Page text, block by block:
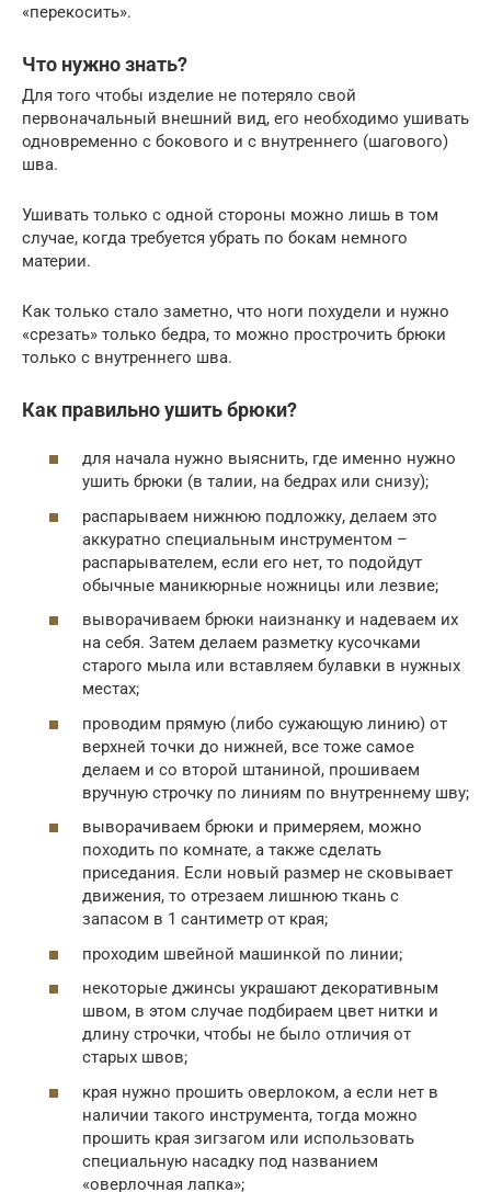
«перекосить».
Что нужно знать?
Для того чтобы изделие не потеряло свой
первоначальный внешний вид, его необходимо ушивать
одновременно с бокового и с внутреннего (шагового)
шва.
Ушивать только с одной стороны можно лишь в том
случае, когда требуется убрать по бокам немного
материи.
Как только стало заметно, что ноги похудели и нужно
«срезать» только бедра, то можно прострочить брюки
только с внутреннего шва.
Как правильно ушить брюки?
для начала нужно выяснить, где именно нужно
ушить брюки (в талии, на бедрах или снизу);
распарываем нижнюю подложку, делаем это
аккуратно специальным инструментом –
распарывателем, если его нет, то подойдут
обычные маникюрные ножницы или лезвие;
выворачиваем брюки наизнанку и надеваем их
на себя. Затем делаем разметку кусочками
старого мыла или вставляем булавки в нужных
местах;
проводим прямую (либо сужающую линию) от
верхней точки до нижней, все тоже самое
делаем и со второй штаниной, прошиваем
вручную строчку по линиям по внутреннему шву;
выворачиваем брюки и примеряем, можно
походить по комнате, а также сделать
приседания. Если новый размер не сковывает
движения, то отрезаем лишнюю ткань с
запасом в 1 сантиметр от края;
проходим швейной машинкой по линии;
некоторые джинсы украшают декоративным
швом, в этом случае подбираем цвет нитки и
длину строчки, чтобы не было отличия от
старых швов;
края нужно прошить оверлоком, а если нет в
наличии такого инструмента, тогда можно
прошить края зигзагом или использовать
специальную насадку под названием
«оверлочная лапка»;